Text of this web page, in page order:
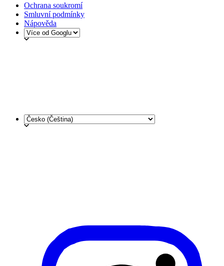
Ochrana soukromí
Smluvní podmínky
Nápověda